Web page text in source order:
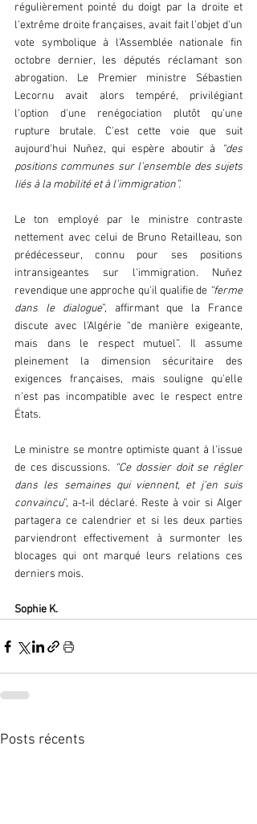
régulièrement pointé du doigt par la droite et
l'extrême droite françaises, avait fait l'objet d'un
vote symbolique à l'Assemblée nationale fin
octobre dernier, les députés réclamant son
abrogation. Le Premier ministre Sébastien
Lecornu avait alors tempéré, privilégiant
l'option d'une renégociation plutôt qu'une
rupture brutale. C'est cette voie que suit
aujourd'hui Nuñez, qui espère aboutir à
“des
positions communes sur l'ensemble des sujets
liés à la mobilité et à l'immigration”.
Le ton employé par le ministre contraste
nettement avec celui de Bruno Retailleau, son
prédécesseur, connu pour ses positions
intransigeantes sur l'immigration. Nuñez
revendique une approche qu'il qualifie de “ferme
dans le dialogue”, affirmant que la France
discute avec l'Algérie “de manière exigeante,
mais dans le respect mutuel”. Il assume
pleinement la dimension sécuritaire des
exigences françaises, mais souligne qu'elle
n'est pas incompatible avec le respect entre
États.
Le ministre se montre optimiste quant à l'issue
de ces discussions. “Ce dossier doit se régler
dans les semaines qui viennent, et j'en suis
convaincu”, a-t-il déclaré. Reste à voir si Alger
partagera ce calendrier et si les deux parties
parviendront effectivement à surmonter les
blocages qui ont marqué leurs relations ces
derniers mois.
Sophie K.
Posts récents